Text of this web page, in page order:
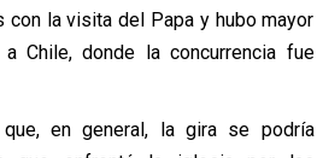
con la visita del Papa y hubo mayor
Chile, donde la concurrencia fue
en general, la gira se podría